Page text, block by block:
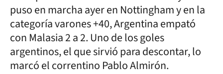
puso en marcha ayer en Nottingham y en la
categoría varones +40, Argentina empató
con Malasia 2 a 2. Uno de los goles
argentinos, el que sirvió para descontar, lo
marcó el correntino Pablo Almirón.